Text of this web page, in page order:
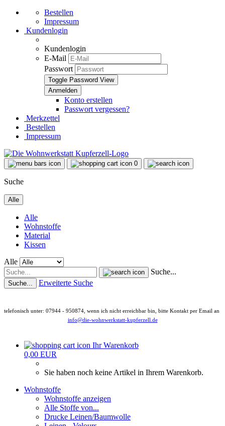
Bestellen
Impressum
Kundenlogin
Kundenlogin
E-Mail
Passwort
Toggle Password View
Konto erstellen
Passwort vergessen?
Merkzettel
Bestellen
Impressum
0
Suche
Alle
Alle
Wohnstoffe
Material
Kissen
Alle
Suche...
Suche... Erweiterte Suche
telefonisch unter: 07944 - 950874, wenn ich nicht erreichbar bin, bitte Kontakt per Email an
info@die-wohnwerkstatt-kupferzell.de
Ihr Warenkorb
0,00 EUR
Sie haben noch keine Artikel in Ihrem Warenkorb.
Wohnstoffe
Wohnstoffe anzeigen
Alle Stoffe von...
Drucke Leinen/Baumwolle